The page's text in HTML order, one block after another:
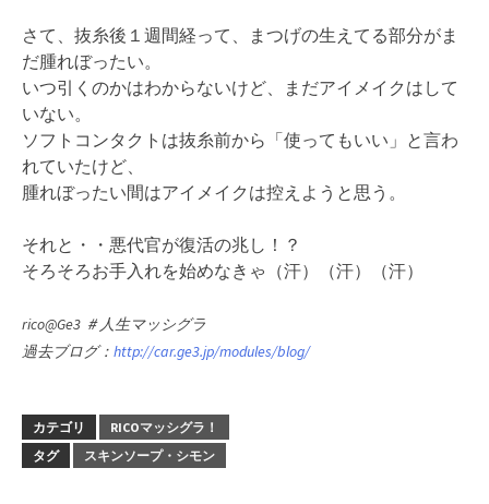
さて、抜糸後１週間経って、まつげの生えてる部分がま
だ腫れぼったい。
いつ引くのかはわからないけど、まだアイメイクはして
いない。
ソフトコンタクトは抜糸前から「使ってもいい」と言わ
れていたけど、
腫れぼったい間はアイメイクは控えようと思う。
それと・・悪代官が復活の兆し！？
そろそろお手入れを始めなきゃ（汗）（汗）（汗）
rico@Ge3 ＃人生マッシグラ
過去ブログ： http://car.ge3.jp/modules/blog/
カテゴリ
RICOマッシグラ！
タグ
スキンソープ・シモン